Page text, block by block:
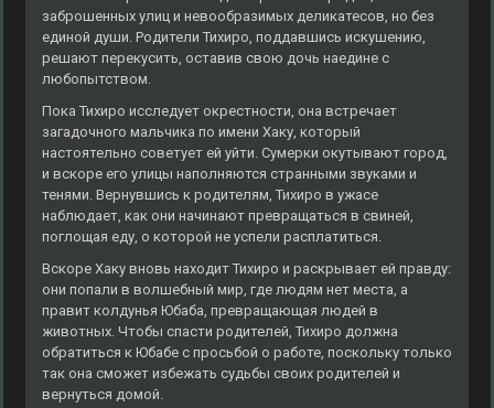
заброшенных улиц и невообразимых деликатесов, но без
единой души. Родители Тихиро, поддавшись искушению,
решают перекусить, оставив свою дочь наедине с
любопытством.
Пока Тихиро исследует окрестности, она встречает
загадочного мальчика по имени Хаку, который
настоятельно советует ей уйти. Сумерки окутывают город,
и вскоре его улицы наполняются странными звуками и
тенями. Вернувшись к родителям, Тихиро в ужасе
наблюдает, как они начинают превращаться в свиней,
поглощая еду, о которой не успели расплатиться.
Вскоре Хаку вновь находит Тихиро и раскрывает ей правду:
они попали в волшебный мир, где людям нет места, а
правит колдунья Юбаба, превращающая людей в
животных. Чтобы спасти родителей, Тихиро должна
обратиться к Юбабе с просьбой о работе, поскольку только
так она сможет избежать судьбы своих родителей и
вернуться домой.